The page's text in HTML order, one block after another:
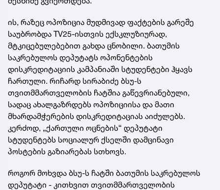
ის, რაზეც ოპოზიცია მუდმივად ფაქტების გარეშე
საუბრობდა TV25-ისთვის ექსკლუზიურად,
მტკიცებულებებით გახდა ცნობილი. ბათუმის
საკრებულოს დეპუტატს ოპონენტების
დისკრედიტაციის კამპანიაში სტუდენტები ჰყავს
ჩართული. რიჩარდ სირაბიძე ბსუ-ს
თვითმმართველობის ჩატშია გაწევრიანებული,
სადაც ახალგაზრდებს ოპოზიციისა და მათი
მხარდამჭერების დისკრედიტაციას აიძულებს.
კერძოდ, „ქართული ოცნების“ დეპუტატი
სტუდენტებს სოციალურ ქსელში დამცინავი
პოსტების გაზიარებას სთხოვს.
როგორ მოხვდა ბსუ-ს ჩატში ბათუმის საკრებულოს
დეპუტატი - კითხვით თვითმმართველობის